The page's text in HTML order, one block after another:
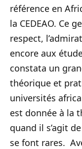
référence en
la CEDEAO. Ce
respect,
encore aux
constata un
théorique et
universités
est donnée à la
quand il s’agit
se font rares.